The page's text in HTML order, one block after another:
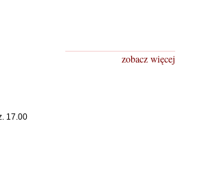
zobacz więcej
17.00